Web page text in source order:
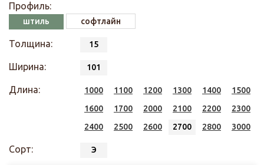
Профиль:
штиль софтлайн
Толщина: 15
Ширина: 101
Длина: 1000 1100 1200 1300 1400
1500
1600
1700 2000 2100 2200
2300
2400
2500 2600 2700 2800 3000
Сорт: Э